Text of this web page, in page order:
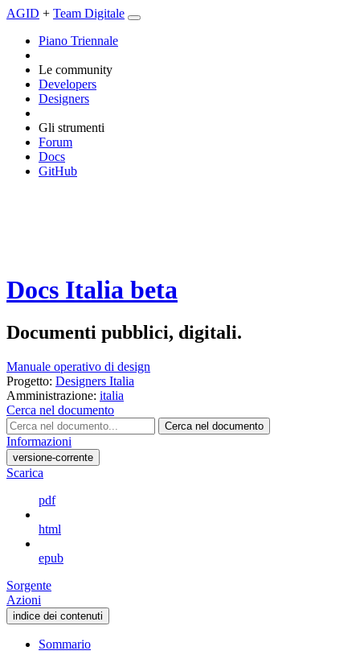
AGID + Team Digitale
Piano Triennale
Le community
Developers
Designers
Gli strumenti
Forum
Docs
GitHub
Docs Italia beta
Documenti pubblici, digitali.
Manuale operativo di design
Progetto: Designers Italia
Amministrazione: italia
Cerca nel documento
Cerca nel documento
Informazioni
versione-corrente
Scarica
pdf
html
epub
Sorgente
Azioni
indice dei contenuti
Sommario